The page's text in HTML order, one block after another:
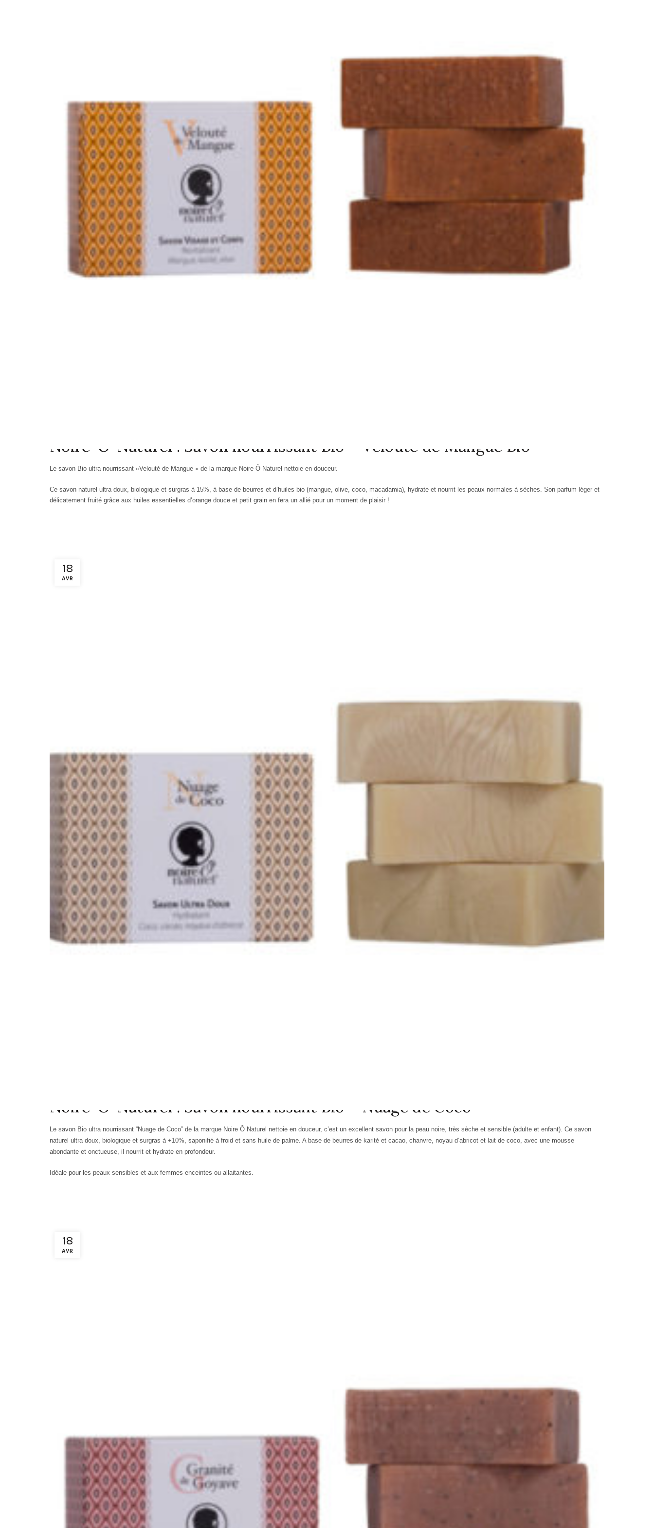
Noire-O-Naturel : Savon nourrissant Bio – Velouté de Mangue Bio
Le savon Bio ultra nourrissant «Velouté de Mangue » de la marque Noire Ô Naturel nettoie en douceur.
Ce savon naturel ultra doux, biologique et surgras à 15%, à base de beurres et d’huiles bio (mangue, olive, coco, macadamia), hydrate et nourrit les peaux normales à sèches. Son parfum léger et
délicatement fruité grâce aux huiles essentielles d’orange douce et petit grain en fera un allié pour un moment de plaisir !
18
AVR
Noire-O-Naturel : Savon nourrissant Bio – Nuage de Coco
Le savon Bio ultra nourrissant “Nuage de Coco” de la marque Noire Ô Naturel nettoie en douceur, c’est un excellent savon pour la peau noire, très sèche et sensible (adulte et enfant). Ce savon
naturel ultra doux, biologique et surgras à +10%, saponifié à froid et sans huile de palme. A base de beurres de karité et cacao, c hanvre, noyau d’abricot et lait de coco, avec une mousse
abondante et onctueuse, il nourrit et hydrate en profondeur.
Idéale pour les peaux sensibles et aux femmes enceintes ou allaitantes.
18
AVR